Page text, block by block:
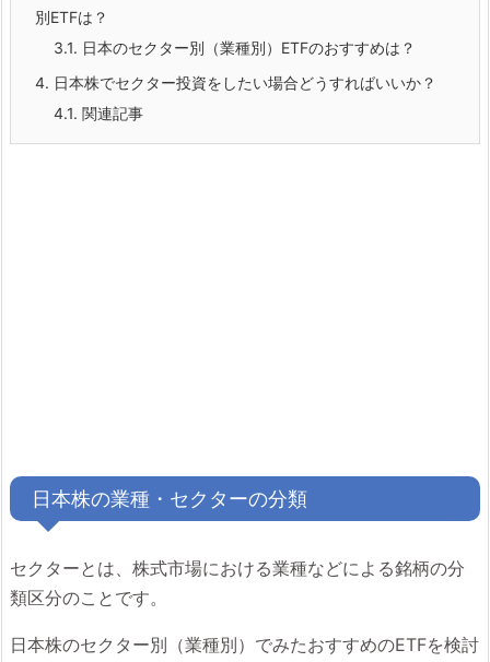
別ETFは？
3.1. 日本のセクター別（業種別）ETFのおすすめは？
4. 日本株でセクター投資をしたい場合どうすればいいか？
4.1. 関連記事
日本株の業種・セクターの分類
セクターとは、株式市場における業種などによる銘柄の分
類区分のことです。
日本株のセクター別（業種別）でみたおすすめのETFを検討